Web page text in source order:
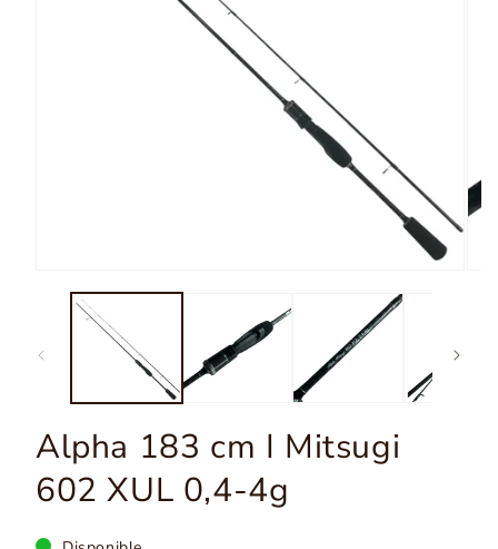
Alpha 183 cm I Mitsugi
602 XUL 0,4-4g